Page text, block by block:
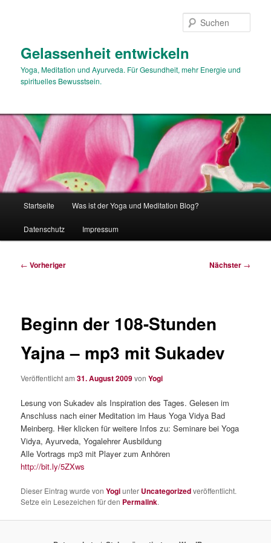
Gelassenheit entwickeln
Yoga, Meditation und Ayurveda. Für Gesundheit, mehr Energie und
spirituelles Bewusstsein.
Startseite Was ist der Yoga und Meditation Blog?
Datenschutz Impressum
Beitragsnavigation
← Vorheriger Nächster →
Beginn der 108-Stunden
Yajna – mp3 mit Sukadev
Veröffentlicht am31. August 2009vonYogi
Lesung von Sukadev als Inspiration des Tages. Gelesen im
Anschluss nach einer Meditation im Haus Yoga Vidya Bad
Meinberg. Hier klicken für weitere Infos zu: Seminare bei Yoga
Vidya, Ayurveda, Yogalehrer Ausbildung
Alle Vortrags mp3 mit Player zum Anhören
http://bit.ly/5ZXws
Dieser Eintrag wurde vonYogiunter Uncategorizedveröffentlicht.
Setze ein Lesezeichen für den Permalink.